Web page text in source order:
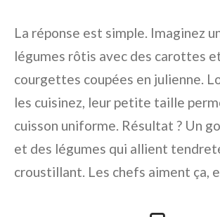
La réponse est simple. Imaginez
légumes rôtis avec des carottes
courgettes coupées en julienne.
les cuisinez, leur petite taille
cuisson uniforme. Résultat ? Un
et des légumes qui allient
croustillant. Les chefs aiment ça,